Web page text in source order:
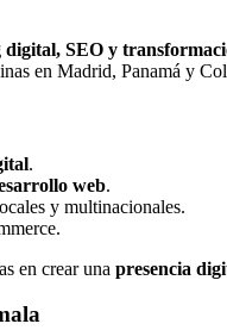
digital, SEO y
en Madrid, Panamá y
.
web.
y multinacionales.
en crear una presencia